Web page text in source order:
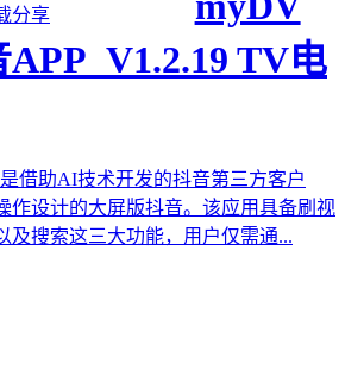
分享
TV电
借助AI技术开发的抖音第三方客户
作设计的大屏版抖音。该应用具备刷视
及搜索这三大功能，用户仅需通...